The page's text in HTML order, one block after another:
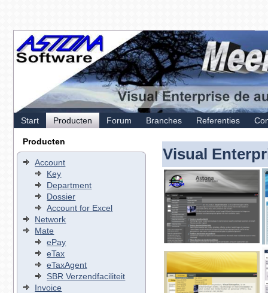
Start Producten Forum Branches Referenties
Producten
Account
Key
Department
Dossier
Account for Excel
Network
Mate
ePay
eTax
eTaxAgent
SBR Verzendfaciliteit
Invoice
Visual